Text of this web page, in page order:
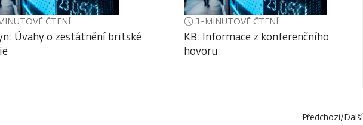
ČTENÍ
Úvahy o zestátnění britské
1-MINUTOVÉ ČTENÍ
KB: Informace z konferenčního
hovoru
Předchozí/Další